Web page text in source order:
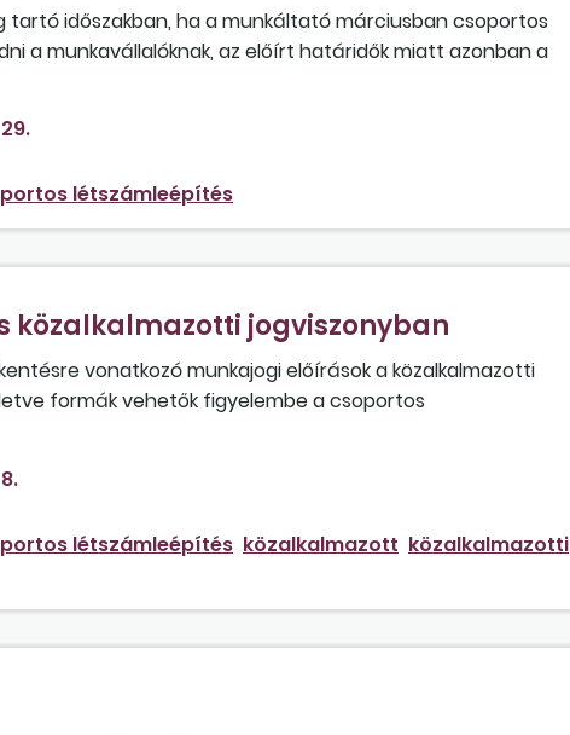
tartó időszakban, ha a munkáltató márciusban csoportos
a munkavállalóknak, az előírt határidők miatt azonban a
munkaviszonya májusig fennáll, munkát és
így nem történik meg a járulékfizetés sem. Jogosultak
szereznek-e szolgálati időt ez alatt az időszak alatt?
létszámleépítés
közalkalmazotti jogviszonyban
vonatkozó munkajogi előírások a közalkalmazotti
formák vehetők figyelembe a csoportos
létszámleépítés közalkalmazott közalkalmazotti